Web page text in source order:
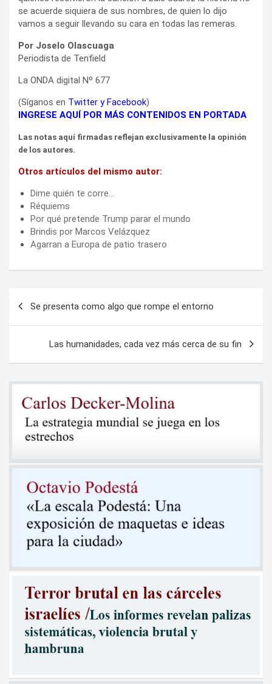
se acuerde siquiera de sus nombres, de quien lo dijo
vamos a seguir llevando su cara en todas las remeras.
Por Joselo Olascuaga
Periodista de Tenfield
La ONDA digital Nº 677
(Síganos en Twitter yFacebook)
INGRESE AQUÍ POR MÁS CONTENIDOS EN PORTADA
Las notas aquí firmadas reflejan exclusivamente la opinión
de los autores.
Otros artículos del mismo autor:
Dime quién te corre…
Réquiems
Por qué pretende Trump parar el mundo
Brindis por Marcos Velázquez
Agarran a Europa de patio trasero
entradas
Se presenta como algo que rompe el entorno
Las humanidades, cada vez más cerca de su fin